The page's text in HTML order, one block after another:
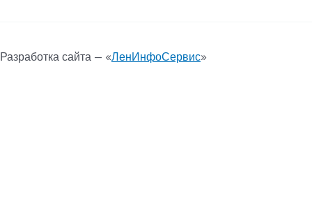
Разработка сайта — «ЛенИнфоСервис»